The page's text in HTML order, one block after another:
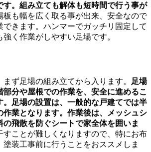
す。組み立ても解体も短時間で行う事が
板も幅を広く取る事が出来、安全なので
できます。ハンマーでガッチリ固定して
く作業がしやすい足場です。
ず足場の組み立てから入ります。
足場
部分や屋根での作業を、安全に進めるこ
。足場の設置は、一般的な戸建てでは半
作業となります。作業後は、メッシュシ
の飛散を防ぐシートで家全体を囲いま
すことが難しくなりますので、特にお布
塗装工事前に行うことをおススメしま